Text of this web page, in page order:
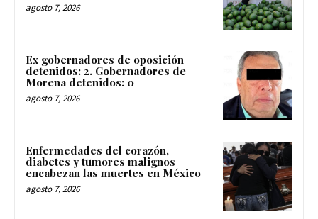
agosto 7, 2026
Ex gobernadores de oposición
detenidos: 2. Gobernadores de
Morena detenidos: 0
agosto 7, 2026
Enfermedades del corazón,
diabetes y tumores malignos
encabezan las muertes en México
agosto 7, 2026